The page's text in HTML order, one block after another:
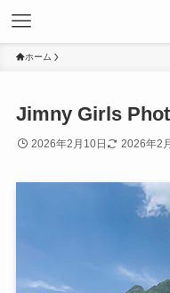
ホーム
Jimny Girls
2026年2月10日 2026年2